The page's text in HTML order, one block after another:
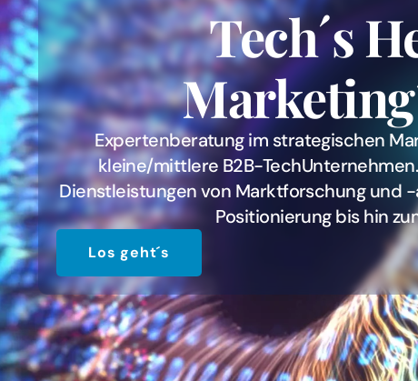
Tech´s
Expertenberatung im strategischen
kleine/mittlere B2B-
Dienstleistungen von Marktforschung und
Positionierung bis hin
Los geht´s